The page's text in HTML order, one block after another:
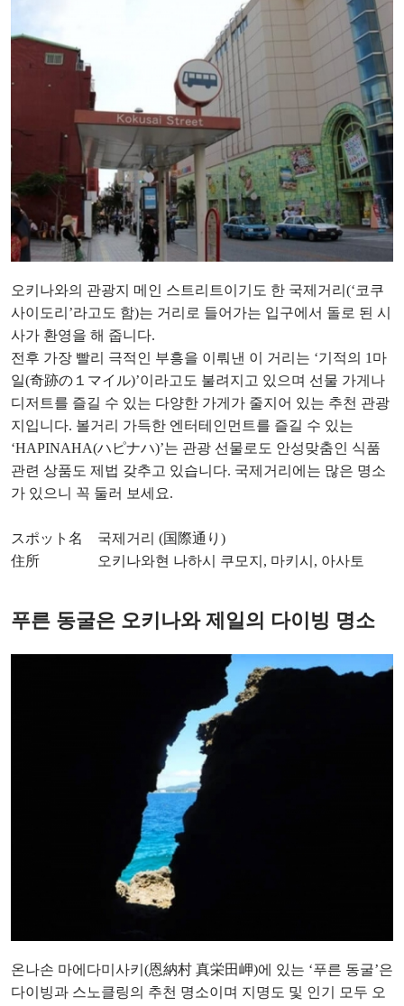
오키나와의 관광지 메인 스트리트이기도 한 국제거리(‘코쿠
사이도리’라고도 함)는 거리로 들어가는 입구에서 돌로 된 시
사가 환영을 해 줍니다.
전후 가장 빨리 극적인 부흥을 이뤄낸 이 거리는 ‘기적의 1마
일(奇跡の１マイル)’이라고도 불려지고 있으며 선물 가게나
디저트를 즐길 수 있는 다양한 가게가 줄지어 있는 추천 관광
지입니다. 볼거리 가득한 엔터테인먼트를 즐길 수 있는
‘HAPINAHA(ハピナハ)’는 관광 선물로도 안성맞춤인 식품
관련 상품도 제법 갖추고 있습니다. 국제거리에는 많은 명소
가 있으니 꼭 둘러 보세요.
スポット名 국제거리 (国際通り)
住所 오키나와현 나하시 쿠모지, 마키시, 아사토
푸른 동굴은 오키나와 제일의 다이빙 명소
온나손 마에다미사키(恩納村 真栄田岬)에 있는 ‘푸른 동굴’은
다이빙과 스노클링의 추천 명소이며 지명도 및 인기 모두 오